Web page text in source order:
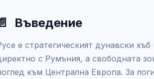
📄 Въведение
е стратегическият дунавски
с Румъния, а свободната
към Централна Европа. За